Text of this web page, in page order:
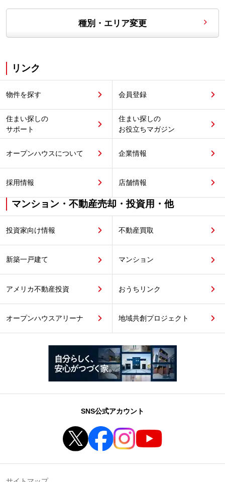
種別・エリア変更
リンク
物件を探す 会員登録
住まい探しの
サポート
住まい探しの
お役立ちマガジン
オープンハウスについて 企業情報
採用情報 店舗情報
マンション・不動産売却・投資用・他
投資家向け情報 不動産買取
新築一戸建て マンション
アメリカ不動産投資 おうちリンク
オープンハウスアリーナ 地域共創プロジェクト
SNS公式アカウント